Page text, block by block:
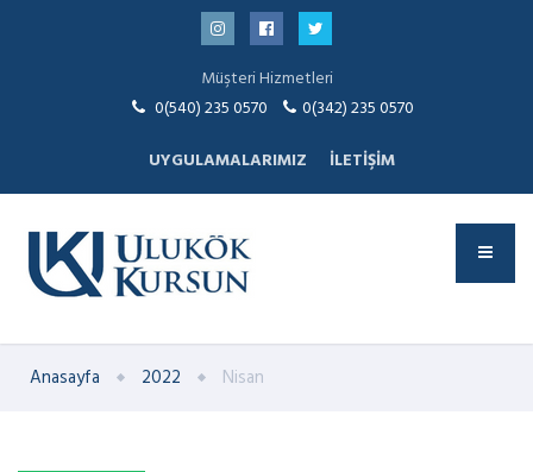
Müşteri Hizmetleri
0(540) 235 0570
0(342) 235 0570
UYGULAMALARIMIZ
İLETIŞIM
Anasayfa 2022 Nisan